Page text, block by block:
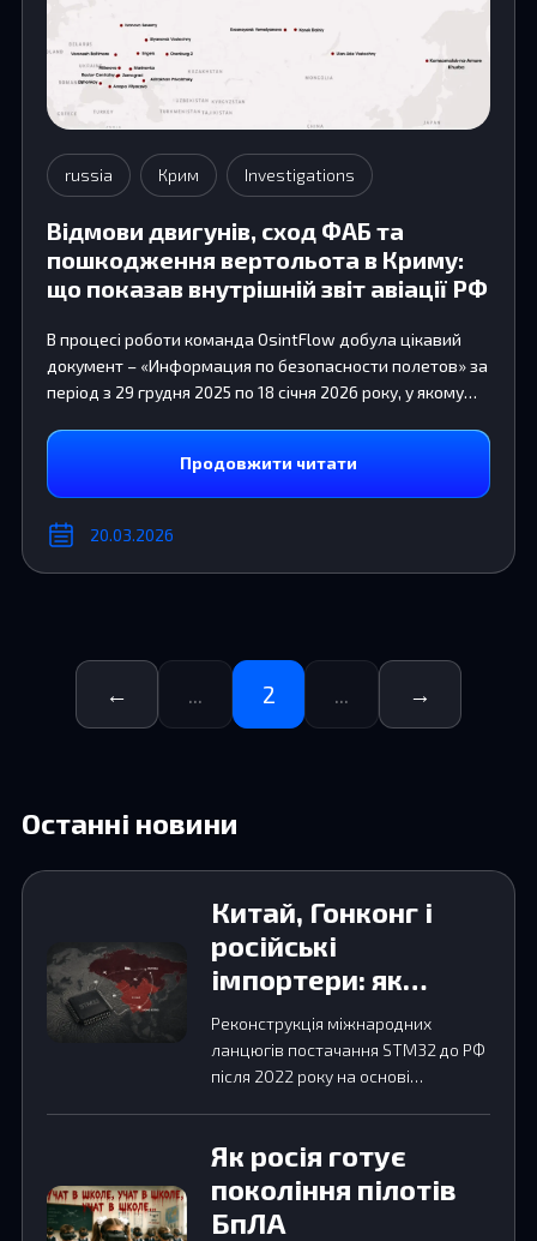
russia Крим Investigations
Відмови двигунів, сход ФАБ та
пошкодження вертольота в Криму:
що показав внутрішній звіт авіації РФ
В процесі роботи команда OsintFlow добула цікавий
документ – «Информация по безопасности полетов» за
період з 29 грудня 2025 по 18 січня 2026 року, у якому
воєнно-транспортній та державній авіації Росії
Продовжити читати
20.03.2026
← ... 2 ... →
Останні новини
Китай, Гонконг і
російські
імпортери: як
STM32 потрапляли
до Росії після 2022
року
Реконструкція міжнародних
ланцюгів постачання STM32 до РФ
після 2022 року на основі
Як росія готує
покоління пілотів
БпЛА